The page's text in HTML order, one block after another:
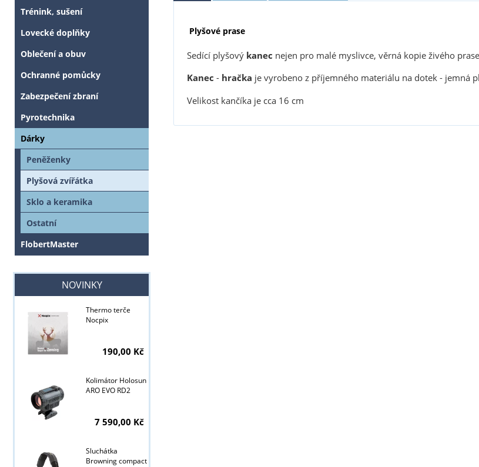
Plyšové prase
Sedící plyšový kanec nejen pro malé myslivce, věrná kopie živého
Kanec - hračka je vyrobeno z příjemného materiálu na dotek - jemná
Velikost kančíka je cca 16 cm
Trénink, sušení
Lovecké doplňky
Oblečení a obuv
Ochranné pomůcky
Zabezpečení zbraní
Pyrotechnika
Dárky
Peněženky
Plyšová zvířátka
Sklo a keramika
Ostatní
FlobertMaster
NOVINKY
Thermo terče
Nocpix
190,00 Kč
Kolimátor Holosun
ARO EVO RD2
7 590,00 Kč
Sluchátka
Browning compact